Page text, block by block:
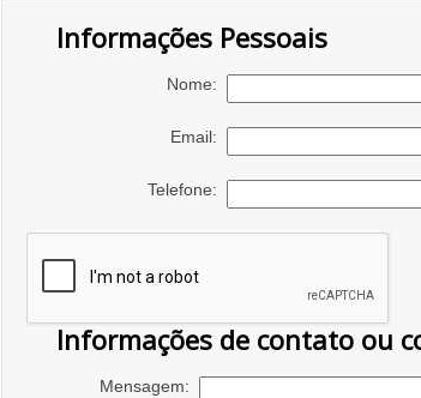
Informações Pessoais
Nome:
Email:
Telefone:
Informações de contato ou
Mensagem: